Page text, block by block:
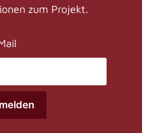
zum Projekt.